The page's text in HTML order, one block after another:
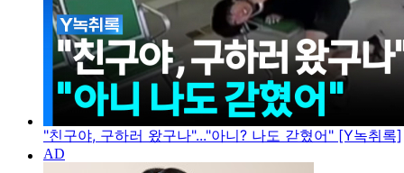
"친구야, 구하러 왔구나"..."아니? 나도 갇혔어" [Y녹취록]